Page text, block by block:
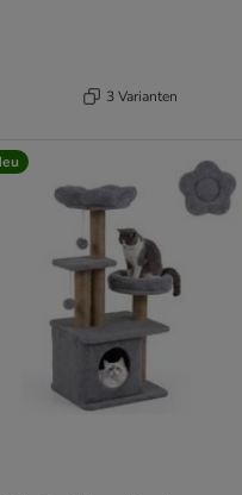
3 Varianten